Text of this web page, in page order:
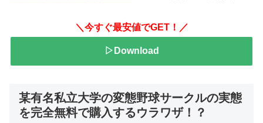
＼今すぐ最安値でGET！／
▷Download
某有名私立大学の変態野球サークルの実態
を完全無料で購入するウラワザ！？